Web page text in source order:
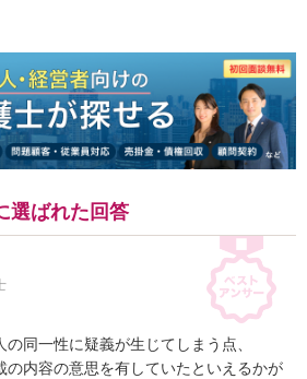
選ばれた回答
同一性に疑義が生じてしまう点、
の内容の意思を有していたといえるかが